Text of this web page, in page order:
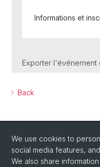
Informations et
Exporter l'événement
Back
We use cookies to
social media features,
We also share